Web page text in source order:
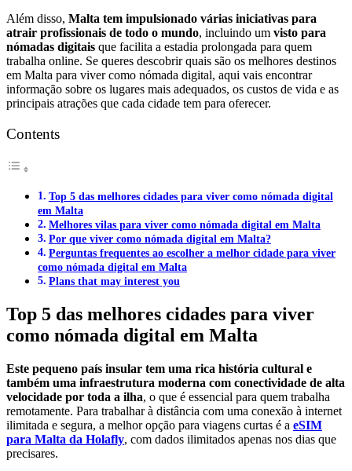
Além disso, Malta tem impulsionado várias iniciativas para
atrair profissionais de todo o mundo, incluindo um visto para
nómadas digitais que facilita a estadia prolongada para quem
trabalha online. Se queres descobrir quais são os melhores destinos
em Malta para viver como nómada digital, aqui vais encontrar
informação sobre os lugares mais adequados, os custos de vida e as
principais atrações que cada cidade tem para oferecer.
Contents
Top 5 das melhores cidades para viver como nómada digital
em Malta
Melhores vilas para viver como nómada digital em Malta
Por que viver como nómada digital em Malta?
Perguntas frequentes ao escolher a melhor cidade para viver
como nómada digital em Malta
Plans that may interest you
Top 5 das melhores cidades para viver
como nómada digital em Malta
Este pequeno país insular tem uma rica história cultural e
também uma infraestrutura moderna com conectividade de alta
velocidade por toda a ilha, o que é essencial para quem trabalha
remotamente. Para trabalhar à distância com uma conexão à internet
ilimitada e segura, a melhor opção para viagens curtas é a eSIM
para Malta da Holafly, com dados ilimitados apenas nos dias que
precisares.